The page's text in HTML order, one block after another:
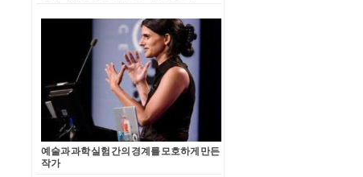
예술과 과학 실험 간의 경계를 모호하게 만든
작가